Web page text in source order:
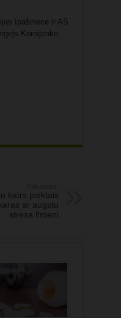
īpašniece ir AS
Korņijenko,
katrs piektais
ar augstu
stresa līmeni